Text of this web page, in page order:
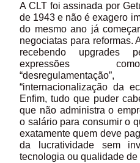
A CLT foi assinada por
de 1943 e não é exagero
do mesmo ano já
negociatas para reformas.
recebendo upgrades
expressões
“internacionalização da
Enfim, tudo que puder
que não administra o
o salário para consumir o
exatamente quem deve
da lucratividade sem
tecnologia ou qualidade de